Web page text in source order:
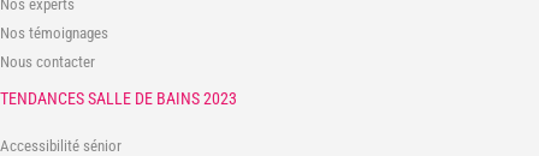
Nos experts
Nos témoignages
Nous contacter
TENDANCES SALLE DE BAINS 2023
Accessibilité sénior